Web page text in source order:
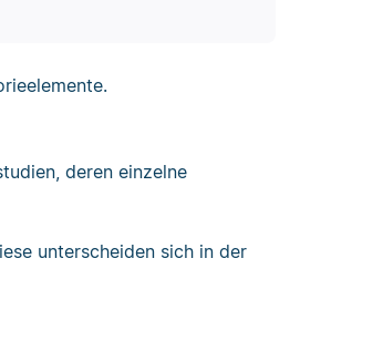
deren einzelne
unterscheiden sich in der